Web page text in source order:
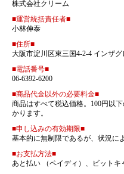
株式会社クリーム
■運営統括責任者■
小林伸泰
■住所■
大阪市淀川区東三国4-2-4 インザ
■電話番号■
06-6392-6200
■商品代金以外の必要料金■
商品はすべて税込価格。100円以
かります。
■申し込みの有効期限■
基本的に無制限であるが、状況に
■お支払方法■
あと払い （ペイディ）、ビット